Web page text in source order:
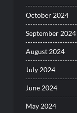
October 2024
September 2024
August 2024
July 2024
June 2024
May 2024